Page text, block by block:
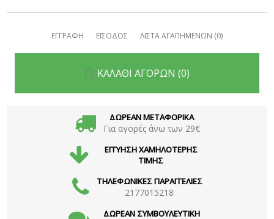
ΕΓΓΡΑΦΗ ΕΙΣΟΔΟΣ ΛΙΣΤΑ ΑΓΑΠΗΜΕΝΩΝ (0)
ΚΑΛΑΘΙ ΑΓΟΡΩΝ (0)
ΔΩΡΕΑΝ ΜΕΤΑΦΟΡΙΚΑ
Για αγορές άνω των 29€
ΕΓΓΥΗΣΗ ΧΑΜΗΛΟΤΕΡΗΣ
ΤΙΜΗΣ
ΤΗΛΕΦΩΝΙΚΕΣ ΠΑΡΑΓΓΕΛΙΕΣ
2177015218
ΔΩΡΕΑΝ ΣΥΜΒΟΥΛΕΥΤΙΚΗ